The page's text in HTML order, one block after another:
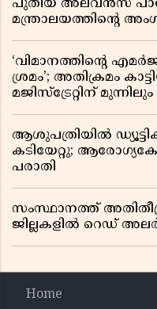
പുതിയ അലവൻസ്
മന്ത്രാലയത്തിൻ്റെ
‘വിമാനത്തിൻ്റെ
ശ്രമം’; അതിക്രമം
മജിസ്ട്രേറ്റിന്
ആശുപത്രിയിൽ
കടിയേറ്റു;
പരാതി
സംസ്ഥാനത്ത്
ജില്ലകളിൽ റെഡ്
Home